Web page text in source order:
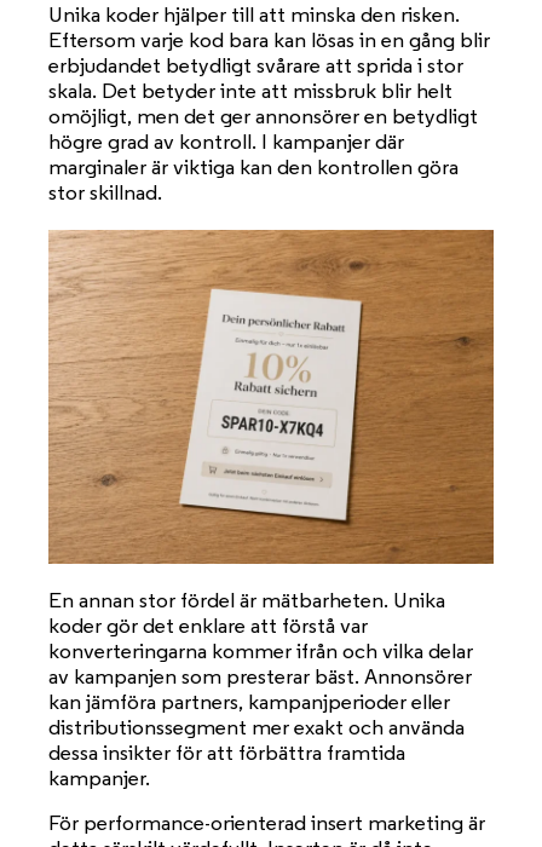
Unika koder hjälper till att minska den risken.
Eftersom varje kod bara kan lösas in en gång blir
erbjudandet betydligt svårare att sprida i stor
skala. Det betyder inte att missbruk blir helt
omöjligt, men det ger annonsörer en betydligt
högre grad av kontroll. I kampanjer där
marginaler är viktiga kan den kontrollen göra
stor skillnad.
En annan stor fördel är mätbarheten. Unika
koder gör det enklare att förstå var
konverteringarna kommer ifrån och vilka delar
av kampanjen som presterar bäst. Annonsörer
kan jämföra partners, kampanjperioder eller
distributionssegment mer exakt och använda
dessa insikter för att förbättra framtida
kampanjer.
För performance-orienterad insert marketing är